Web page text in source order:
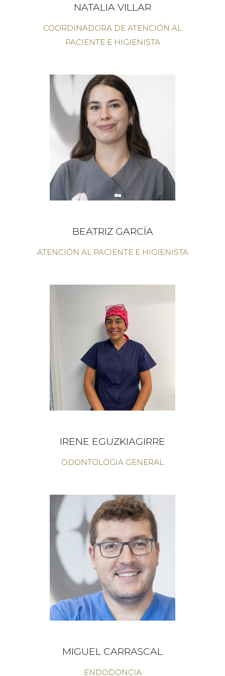
NATALIA VILLAR
COORDINADORA DE ATENCIÓN AL
PACIENTE E HIGIENISTA
BEATRIZ GARCÍA
ATENCIÓN AL PACIENTE E HIGIENISTA
IRENE EGUZKIAGIRRE
ODONTOLOGIA GENERAL
MIGUEL CARRASCAL
ENDODONCIA